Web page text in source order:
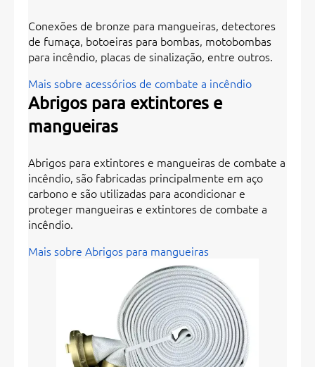
Conexões de bronze para mangueiras, detectores
de fumaça, botoeiras para bombas, motobombas
para incêndio, placas de sinalização, entre outros.
Mais sobre acessórios de combate a incêndio
Abrigos para extintores e
mangueiras
Abrigos para extintores e mangueiras de combate a
incêndio, são fabricadas principalmente em aço
carbono e são utilizadas para acondicionar e
proteger mangueiras e extintores de combate a
incêndio.
Mais sobre Abrigos para mangueiras